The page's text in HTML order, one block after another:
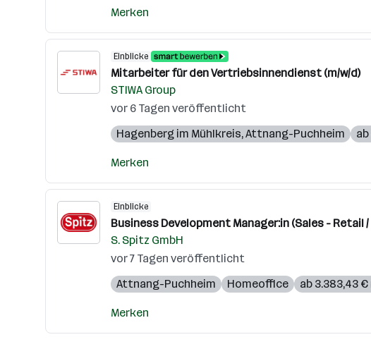
Merken
Einblicke
Mitarbeiter für den Vertriebsinnendienst (m/w/d)
STIWA Group
vor 6 Tagen veröffentlicht
Hagenberg im Mühlkreis,Attnang-Puchheim
Merken
Einblicke
Business Development Manager:in (Sales - Retail /
S. Spitz GmbH
vor 7 Tagen veröffentlicht
Attnang-Puchheim
Homeoffice ab 3.383,43
Merken